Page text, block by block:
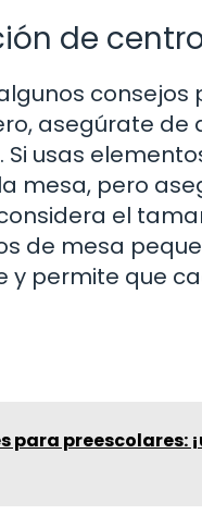
de
asegúrate de
usas
mesa, pero
el
de mesa
y permite que
para preescolares: